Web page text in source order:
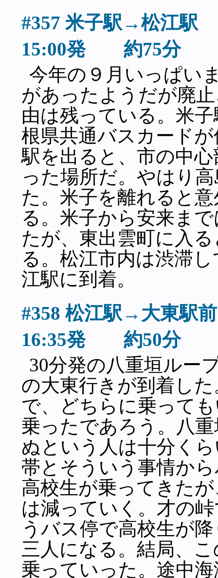
#357 米子駅→松
15:00発 約75分
今年の９月いっぱい
があったようだが廃
由は残っている。米
根県共通バスカード
駅を出ると、市の中
った場所だ。やはり
た。米子を離れると
る。米子から安来ま
たが、東出雲町に入
る。松江市内は渋滞
江駅に到着。
#358 松江駅→大
16:35発 約50分
30分発の八重垣ルー
の大東行きが到着し
で、どちらに乗って
乗ったであろう。八
ぬという人は十分く
帯とそういう事情か
高校生が乗ってきた
は減っていく。才の
うバス停で高校生が
三人になる。結局、
乗っていった。途中